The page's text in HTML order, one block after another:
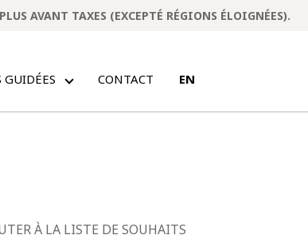
AVANT TAXES (EXCEPTÉ RÉGIONS ÉLOIGNÉES).
GUIDÉES CONTACT EN
À LA LISTE DE SOUHAITS